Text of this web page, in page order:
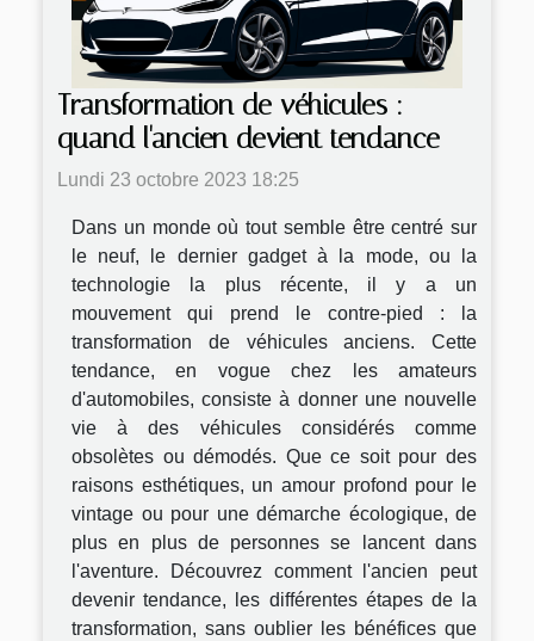
Transformation de véhicules :
quand l'ancien devient tendance
Lundi 23 octobre 2023 18:25
Dans un monde où tout semble être centré sur
le neuf, le dernier gadget à la mode, ou la
technologie la plus récente, il y a un
mouvement qui prend le contre-pied : la
transformation de véhicules anciens. Cette
tendance, en vogue chez les amateurs
d'automobiles, consiste à donner une nouvelle
vie à des véhicules considérés comme
obsolètes ou démodés. Que ce soit pour des
raisons esthétiques, un amour profond pour le
vintage ou pour une démarche écologique, de
plus en plus de personnes se lancent dans
l'aventure. Découvrez comment l'ancien peut
devenir tendance, les différentes étapes de la
transformation, sans oublier les bénéfices que